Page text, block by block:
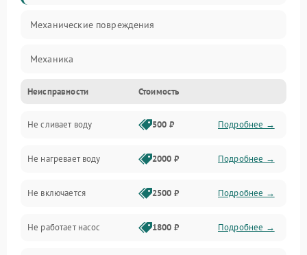
Механические повреждения
Механика
Управление
Электропитание
Датчики
Нагрев
Вода
Неисправности Стоимость
Не сливает воду 500 ₽ Подробнее →
Не нагревает воду 2000 ₽ Подробнее →
Не включается 2500 ₽ Подробнее →
Не работает насос 1800 ₽ Подробнее →